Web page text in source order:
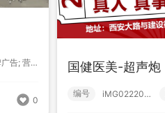
品牌广告; 营销短视频; 产品广告; 月饼; 中秋节...
0
国健医美-超声炮
编号 iMG02220494